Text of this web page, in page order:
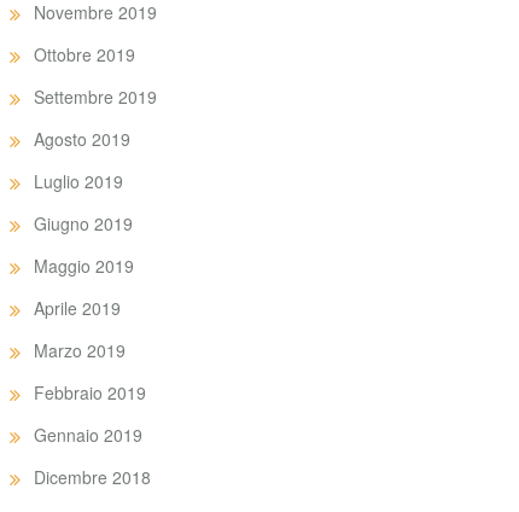
Novembre 2019
Ottobre 2019
Settembre 2019
Agosto 2019
Luglio 2019
Giugno 2019
Maggio 2019
Aprile 2019
Marzo 2019
Febbraio 2019
Gennaio 2019
Dicembre 2018